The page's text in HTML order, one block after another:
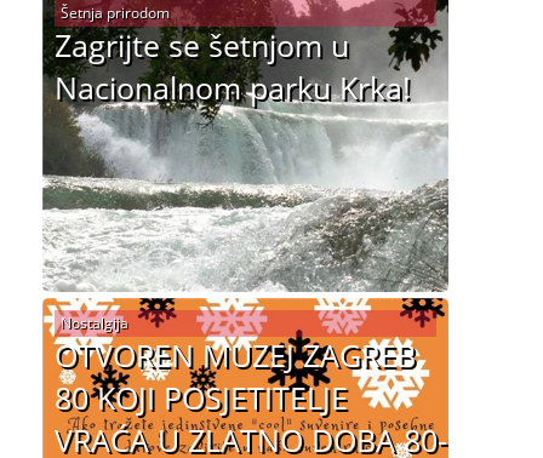
Zagrijte se šetnjom u
Nacionalnom parku Krka!
Šetnja prirodom
OTVOREN MUZEJ ZAGREB
80 KOJI POSJETITELJE
VRAĆA U ZLATNO DOBA 80-
Nostalgija